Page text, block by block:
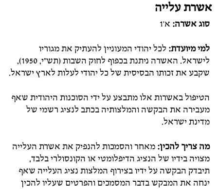
אשרת עלייה
סוג אשרה: א'1
למי מיועדת: לכל יהודי המעוניין להעתיק את מגוריו
לישראל. האשרה ניתנת בכפוף לחוק השבות (תש"י, 1950),
שקבע את זכותו הבסיסית של כל יהודי לעלות לארץ ישראל.
הטיפול באשרות אלו מתבצע על ידי הסוכנות היהודית שאף
מעבירה את הבקשה והמלצותיה בכתב לנציג רשמי של
מדינת ישראל.
מה צריך להכין: מאחר והסמכות להנפיק את אשרת העלייה
מצויה בידיו של הנציג הדיפלומטי או הקונסולרי בלבד,
תיבדק הבקשה על ידיו בצירוף המלצות נציג העלייה שאף
ינחה את המבקש בדבר המסמכים והפרטים שעליו להכין